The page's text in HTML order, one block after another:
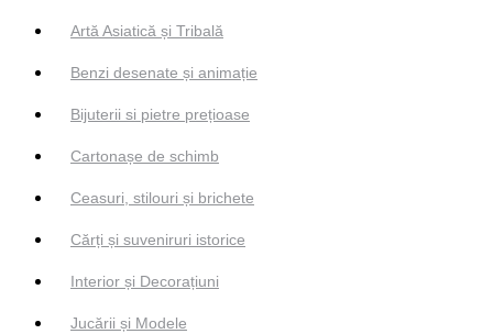
Artă Asiatică și Tribală
Benzi desenate și animație
Bijuterii si pietre prețioase
Cartonașe de schimb
Ceasuri, stilouri și brichete
Cărți și suveniruri istorice
Interior și Decorațiuni
Jucării și Modele